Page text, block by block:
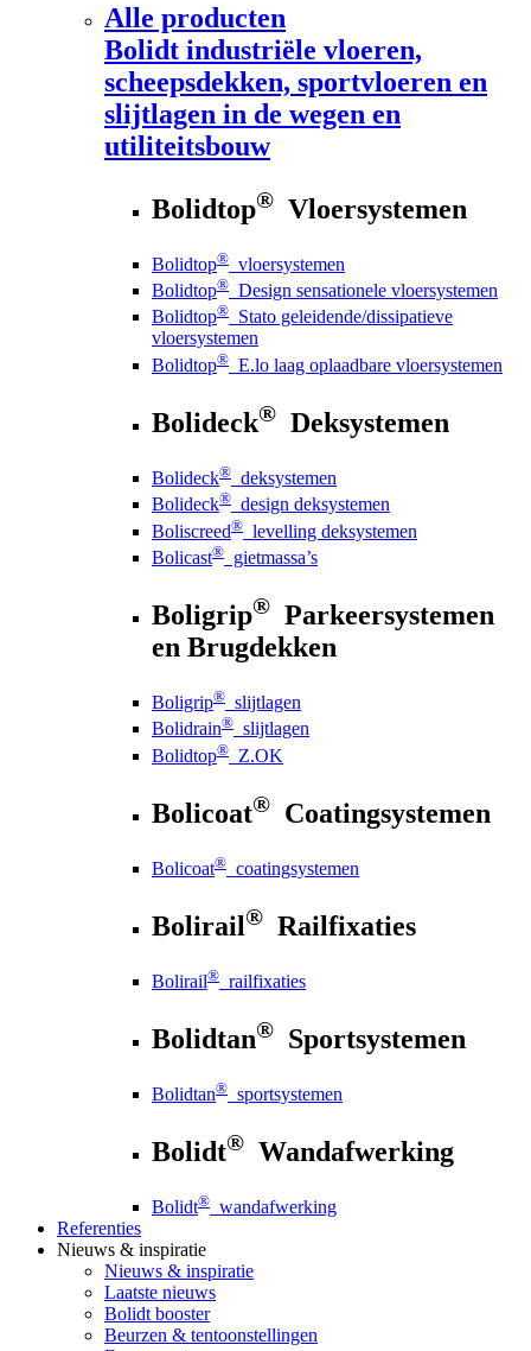
Alle producten
Bolidt industriële vloeren,
scheepsdekken, sportvloeren en
slijtlagen in de wegen en
utiliteitsbouw
Bolidtop® Vloersystemen
Bolidtop® vloersystemen
Bolidtop® Design sensationele vloersystemen
Bolidtop® Stato geleidende/dissipatieve
vloersystemen
Bolidtop® E.lo laag oplaadbare vloersystemen
Bolideck® Deksystemen
Bolideck® deksystemen
Bolideck® design deksystemen
Boliscreed® levelling deksystemen
Bolicast® gietmassa’s
Boligrip® Parkeersystemen
en Brugdekken
Boligrip® slijtlagen
Bolidrain® slijtlagen
Bolidtop® Z.OK
Bolicoat® Coatingsystemen
Bolicoat® coatingsystemen
Bolirail® Railfixaties
Bolirail® railfixaties
Bolidtan® Sportsystemen
Bolidtan® sportsystemen
Bolidt® Wandafwerking
Bolidt® wandafwerking
Referenties
Nieuws & inspiratie
Nieuws & inspiratie
Laatste nieuws
Bolidt booster
Beurzen & tentoonstellingen